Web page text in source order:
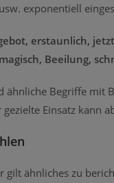
exponentiell
erstaunlich,
Beeilung,
ähnliche Begriffe mit
gezielte Einsatz kann
gilt ähnliches zu